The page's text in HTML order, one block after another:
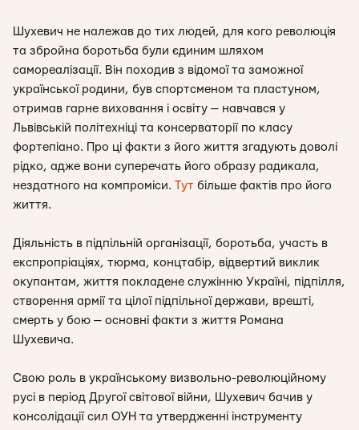
Шухевич не належав до тих людей, для кого революція
та збройна боротьба були єдиним шляхом
самореалізації. Він походив з відомої та заможної
української родини, був спортсменом та пластуном,
отримав гарне виховання і освіту — навчався у
Львівській політехніці та консерваторії по класу
фортепіано. Про ці факти з його життя згадують доволі
рідко, адже вони суперечать його образу радикала,
нездатного на компроміси. Тут більше фактів про його
життя.
Діяльність в підпільній організації, боротьба, участь в
експропріаціях, тюрма, концтабір, відвертий виклик
окупантам, життя покладене служінню Україні, підпілля,
створення армії та цілої підпільної держави, врешті,
смерть у бою — основні факти з життя Романа
Шухевича.
Свою роль в українському визвольно-революційному
русі в період Другої світової війни, Шухевич бачив у
консолідації сил ОУН та утвердженні інструменту